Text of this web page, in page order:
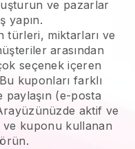
ve pazarlar
yapın.
türleri, miktarları ve
arasından
seçenek içeren
kuponları farklı
(e-posta
aktif ve
ve kuponu kullanan